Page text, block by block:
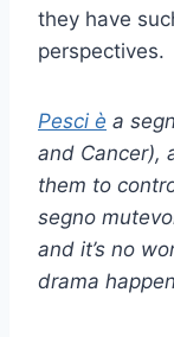
they have
perspectives.
Pesci è a
and Cancer),
them to
segno
and it’s no
drama